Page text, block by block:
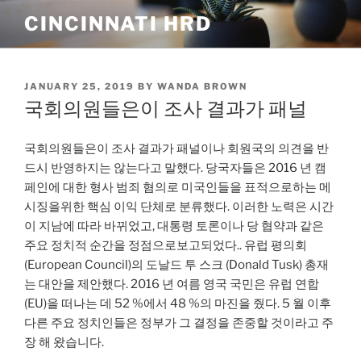
content
CINCINNATI HRD
POSTED
ON
JANUARY 25, 2019 BY WANDA BROWN
국회의원들은이 조사 결과가 패널
국회의원들은이 조사 결과가 패널이나 회원국의 의견을 반
드시 반영하지는 않는다고 말했다. 당국자들은 2016 년 캠
페인에 대한 형사 범죄 혐의로 미국인들을 표적으로하는 메
시징을위한 핵심 이익 단체로 분류했다. 이러한 노력은 시간
이 지남에 따라 바뀌었고, 대통령 토론이나 당 협약과 같은
주요 정치적 순간을 정점으로보고되었다.. 유럽 ​​평의회
(European Council)의 도날드 투 스크 (Donald Tusk) 총재
는 대안을 제안했다. 2016 년 여름 영국 국민은 유럽 연합
(EU)을 떠나는 데 52 %에서 48 %의 마진을 줬다. 5 월 이후
다른 주요 정치인들은 정부가 그 결정을 존중할 것이라고 주
장 해 왔습니다.